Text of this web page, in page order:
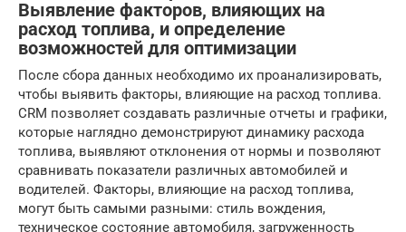
Выявление факторов, влияющих на
расход топлива, и определение
возможностей для оптимизации
После сбора данных необходимо их проанализировать,
чтобы выявить факторы, влияющие на расход топлива.
CRM позволяет создавать различные отчеты и графики,
которые наглядно демонстрируют динамику расхода
топлива, выявляют отклонения от нормы и позволяют
сравнивать показатели различных автомобилей и
водителей. Факторы, влияющие на расход топлива,
могут быть самыми разными: стиль вождения,
техническое состояние автомобиля, загруженность